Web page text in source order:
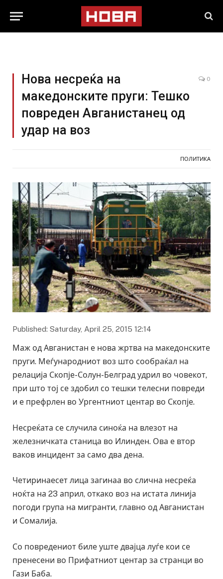
Нова несреќа на
македонските пруги: Тешко
повреден Авганистанец од
удар на воз
0
ПОЛИТИКА
Published: Saturday, April 25, 2015 12:14
Маж од Авганистан е нова жртва на македонските
пруги. Меѓународниот воз што сообраќал на
релација Скопје-Солун-Белград удрил во човекот,
при што тој се здобил со тешки телесни повреди
и е префрлен во Ургентниот центар во Скопје.
Несреќата се случила синоќа на влезот на
железничката станица во Илинден. Ова е втор
ваков инцидент за само два дена.
Четиринаесет лица загинаа во слична несреќа
ноќта на 23 април, откако воз на истата линија
погоди група на мигранти, главно од Авганистан
и Сомалија.
Со повредениот биле уште двајца луѓе кои се
пренесени во Прифатниот центар за странци во
Гази Баба.